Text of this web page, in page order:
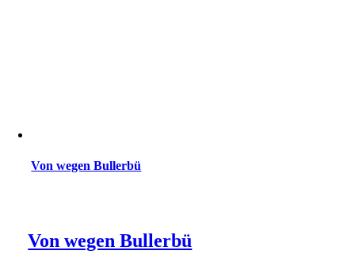
Von wegen Bullerbü
Von wegen Bullerbü